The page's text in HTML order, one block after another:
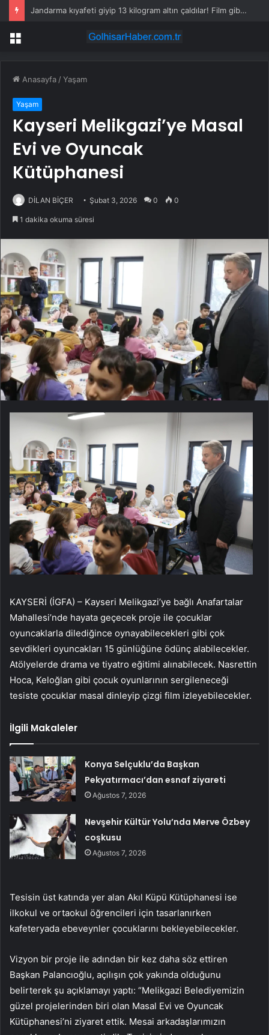
Jandarma kıyafeti giyip 13 kilogram altın çaldılar! Film gibi soygun cezaevinde bitti
Menü
Anasayfa /Yaşam
Yaşam
Kayseri Melikgazi’ye Masal
Evi ve Oyuncak
Kütüphanesi
DİLAN BİÇER Şubat 3, 2026 0 0
1 dakika okuma süresi
KAYSERİ (İGFA) – Kayseri Melikgazi’ye bağlı Anafartalar
Mahallesi’nde hayata geçecek proje ile çocuklar
oyuncaklarla dilediğince oynayabilecekleri gibi çok
sevdikleri oyuncakları 15 günlüğüne ödünç alabilecekler.
Atölyelerde drama ve tiyatro eğitimi alınabilecek. Nasrettin
Hoca, Keloğlan gibi çocuk oyunlarının sergileneceği
tesiste çocuklar masal dinleyip çizgi film izleyebilecekler.
İlgili Makaleler
Konya Selçuklu’da Başkan
Pekyatırmacı’dan esnaf ziyareti
Ağustos 7, 2026
Nevşehir Kültür Yolu’nda Merve Özbey
coşkusu
Ağustos 7, 2026
Tesisin üst katında yer alan Akıl Küpü Kütüphanesi ise
ilkokul ve ortaokul öğrencileri için tasarlanırken
kafeteryada ebeveynler çocuklarını bekleyebilecekler.
Vizyon bir proje ile adından bir kez daha söz ettiren
Başkan Palancıoğlu, açılışın çok yakında olduğunu
belirterek şu açıklamayı yaptı: “Melikgazi Belediyemizin
güzel projelerinden biri olan Masal Evi ve Oyuncak
Kütüphanesi’ni ziyaret ettik. Mesai arkadaşlarımızın